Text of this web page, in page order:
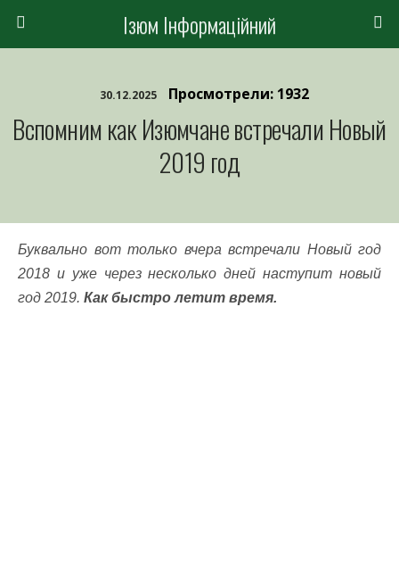
Ізюм Інформаційний
30.12.2025 Просмотрели: 1932
Вспомним как Изюмчане встречали Новый
2019 год
Буквально вот только вчера встречали Новый год
2018 и уже через несколько дней наступит новый
год 2019. Как быстро летит время.